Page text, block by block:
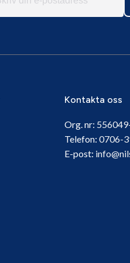
Kontakta oss
Org. nr:
Telefon: 0706-
E-post: